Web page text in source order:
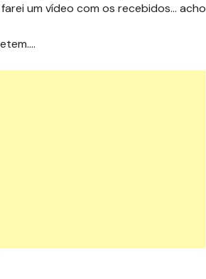
um vídeo com os recebidos… acho